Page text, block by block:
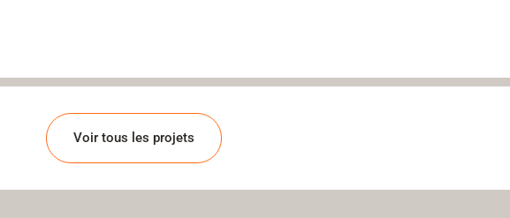
Voir tous les projets